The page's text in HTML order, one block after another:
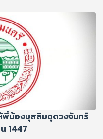
พี่น้องมุสลิมดูดวงจันทร์
1447